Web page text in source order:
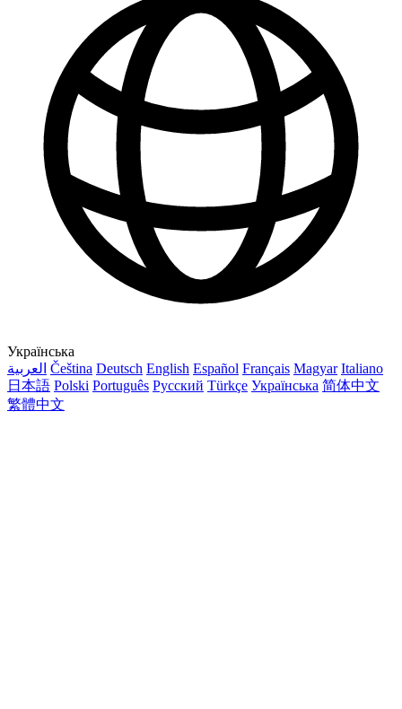
Українська
العربية Čeština Deutsch English Español Français Magyar Italiano
日本語 Polski Português Русский Türkçe Українська 简体中文
繁體中文